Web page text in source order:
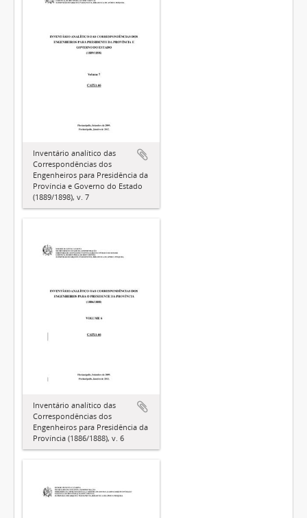
Inventário analítico das
Correspondências dos
Engenheiros para Presidência da
Província e Governo do Estado
(1889/1898), v. 7
Inventário analítico das
Correspondências dos
Engenheiros para Presidência da
Província (1886/1888), v. 6